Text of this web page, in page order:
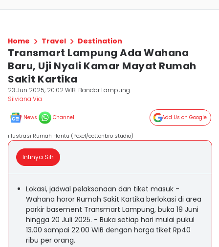
Home Travel Destination
Transmart Lampung Ada Wahana
Baru, Uji Nyali Kamar Mayat Rumah
Sakit Kartika
23 Jun 2025, 20:02 WIB Bandar Lampung
Silviana Via
News Channel Add Us on Google
illustrasi Rumah Hantu (Pexel/cottonbro studio)
Intinya Sih
Lokasi, jadwal pelaksanaan dan tiket masuk -
Wahana horor Rumah Sakit Kartika berlokasi di area
parkir basement Transmart Lampung, buka 19 Juni
hingga 20 Juli 2025. - Buka setiap hari mulai pukul
13.00 sampai 22.00 WIB dengan harga tiket Rp40
ribu per orang.